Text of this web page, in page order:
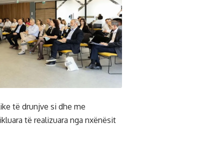
të drunjve si dhe me
të realizuara nga nxënësit